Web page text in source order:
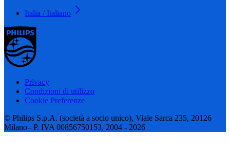
Italia / Italiano
Privacy
Condizioni di utilizzo
Cookie Preferenze
© Philips S.p.A. (società a socio unico), Viale Sarca 235, 20126
Milano– P. IVA 00856750153, 2004 - 2026